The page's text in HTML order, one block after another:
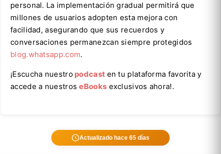
personal. La implementación gradual permitirá que
millones de usuarios adopten esta mejora con
facilidad, asegurando que sus recuerdos y
conversaciones permanezcan siempre protegidos
blog.whatsapp.com.
¡Escucha nuestro podcast en tu plataforma favorita y
accede a nuestroseBooks exclusivos ahora!.
Actualizado hace 65 días